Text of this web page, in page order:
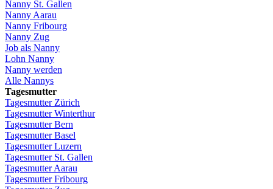
Nanny St. Gallen
Nanny Aarau
Nanny Fribourg
Nanny Zug
Job als Nanny
Lohn Nanny
Nanny werden
Alle Nannys
Tagesmutter
Tagesmutter Zürich
TagesmutterWinterthur
TagesmutterBern
TagesmutterBasel
Tagesmutter Luzern
TagesmutterSt. Gallen
Tagesmutter Aarau
Tagesmutter Fribourg